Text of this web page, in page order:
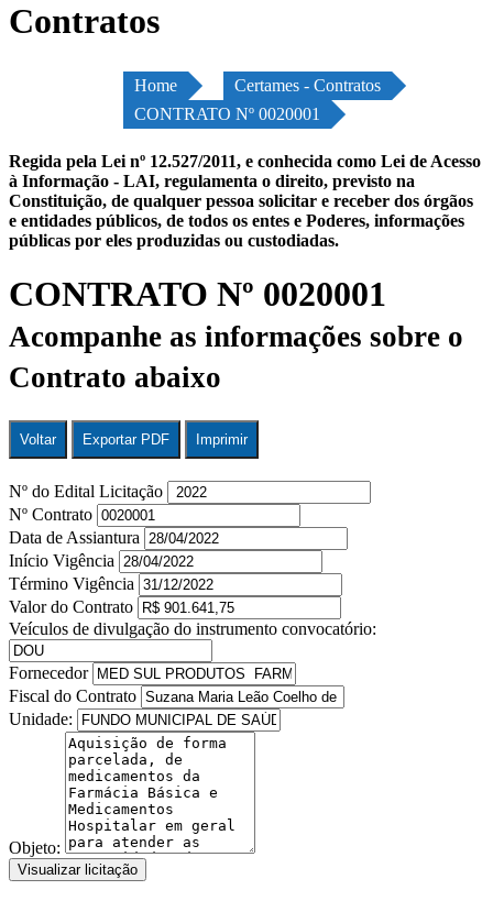
Contratos
Home
Certames - Contratos
CONTRATO Nº 0020001
Regida pela Lei nº 12.527/2011, e conhecida como Lei de Acesso
à Informação - LAI, regulamenta o direito, previsto na
Constituição, de qualquer pessoa solicitar e receber dos órgãos
e entidades públicos, de todos os entes e Poderes, informações
públicas por eles produzidas ou custodiadas.
CONTRATO Nº 0020001
Acompanhe as informações sobre o
Contrato abaixo
Voltar Exportar PDF Imprimir
Nº do Edital Licitação
Nº Contrato
Data de Assiantura
Início Vigência
Término Vigência
Valor do Contrato
Veículos de divulgação do instrumento convocatório:
Fornecedor
Fiscal do Contrato
Unidade:
Objeto:
Visualizar licitação